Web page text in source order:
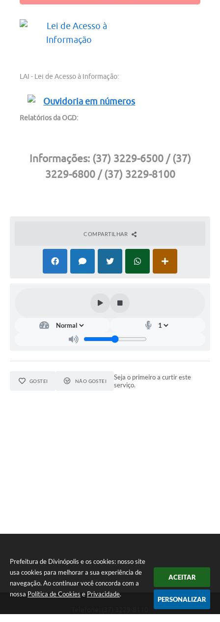
Prefeitura de Divinópolis e os cookies: nosso site
usa cookies para melhorar a sua experiência de
navegação. Ao continuar você concorda com a
nossa Política de Cookies e Privacidade.
ACEITAR
PERSONALIZAR
LAI - Lei de Acesso à Informação:
Relatórios da OGD:
Informações: (37) 3229-6500 / (37)
3229-6800 / (37) 3229-8100
COMPARTILHAR
GOSTEI NÃO GOSTEI
Seja o primeiro a curtir este
serviço.